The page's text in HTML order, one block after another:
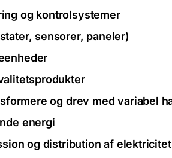
og kontrolsystemer
sensorer, paneler)
og drev med variabel
energi
og distribution af elektricitet